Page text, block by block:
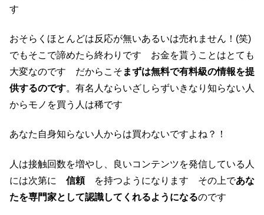
す
おそらくほとんどは反応が無いあるいは売れません！(笑)
でもそこで諦めたら終わりです お金を貰うことはとても
大変なのです だからこそ まずは無料で有料級の情報を提
供するのです。有名人ならいざしらずいきなり知らない人
からモノを買う人は稀です
あなた自身知らない人からは買わないですよね？！
人は接触回数を増やし、良いコンテンツを発信している人
には次第に 信頼 を持つようになります その上であな
たを専門家として認識してくれるようになるのです